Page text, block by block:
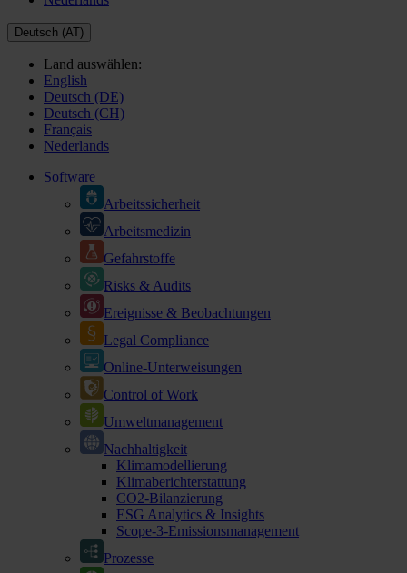
Deutsch (AT)
Land auswählen:
English
Deutsch (DE)
Deutsch (CH)
Français
Nederlands
Software
Arbeitssicherheit
Arbeitsmedizin
Gefahrstoffe
Risks & Audits
Ereignisse & Beobachtungen
Legal Compliance
Online-Unterweisungen
Control of Work
Umweltmanagement
Nachhaltigkeit
Klimamodellierung
Klimaberichterstattung
CO2-Bilanzierung
ESG Analytics & Insights
Scope-3-Emissionsmanagement
Prozesse